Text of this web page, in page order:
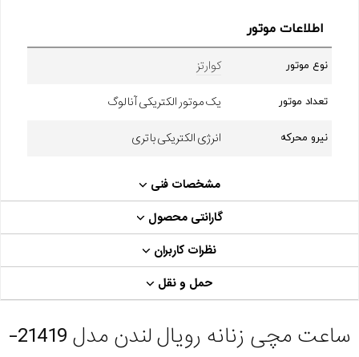
اطلاعات موتور
نوع موتور کوارتز
تعداد موتور یک موتور الکتریکی آنالوگ
نیرو محرکه انرژی الکتریکی باتری
مشخصات فنی
گارانتی محصول
نظرات کاربران
حمل و نقل
ساعت مچی زنانه رویال لندن مدل 21419-